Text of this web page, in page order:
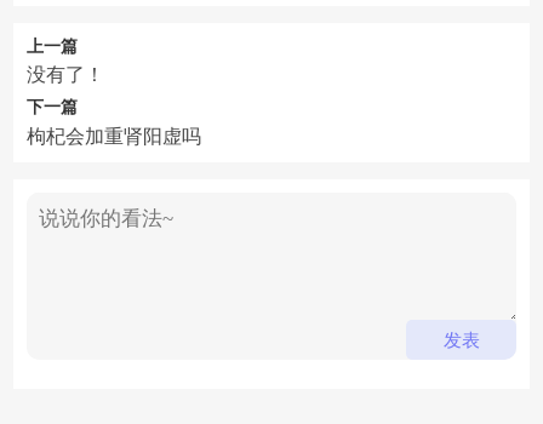
上一篇
没有了！
下一篇
枸杞会加重肾阳虚吗